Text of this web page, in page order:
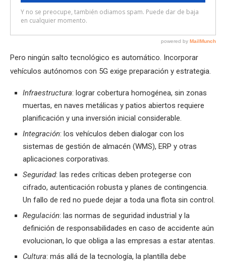
Pero ningún salto tecnológico es automático. Incorporar
vehículos autónomos con 5G exige preparación y estrategia.
Infraestructura: lograr cobertura homogénea, sin zonas
muertas, en naves metálicas y patios abiertos requiere
planificación y una inversión inicial considerable.
Integración: los vehículos deben dialogar con los
sistemas de gestión de almacén (WMS), ERP y otras
aplicaciones corporativas.
Seguridad: las redes críticas deben protegerse con
cifrado, autenticación robusta y planes de contingencia.
Un fallo de red no puede dejar a toda una flota sin control.
Regulación: las normas de seguridad industrial y la
definición de responsabilidades en caso de accidente aún
evolucionan, lo que obliga a las empresas a estar atentas.
Cultura: más allá de la tecnología, la plantilla debe